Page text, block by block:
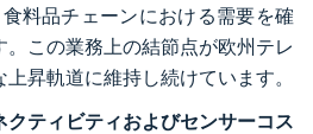
料品チェーンにおける需要を確
この業務上の結節点が欧州テレ
昇軌道に維持し続けています。
ティビティおよびセンサーコス